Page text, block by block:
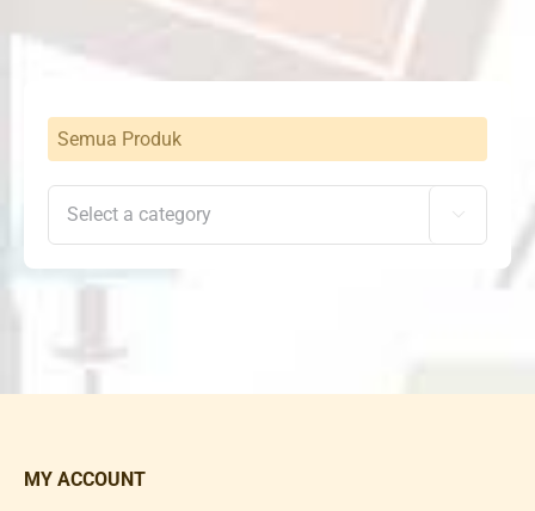
Rp955,000.
Semua Produk

MY ACCOUNT